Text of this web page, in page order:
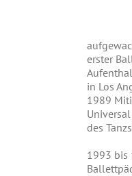
erster
in Los
1989
des
1993 bis